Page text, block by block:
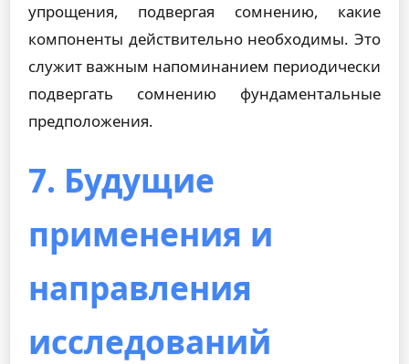
упрощения, подвергая сомнению, какие
компоненты действительно необходимы. Это
служит важным напоминанием периодически
подвергать сомнению фундаментальные
предположения.
7. Будущие
применения и
направления
исследований